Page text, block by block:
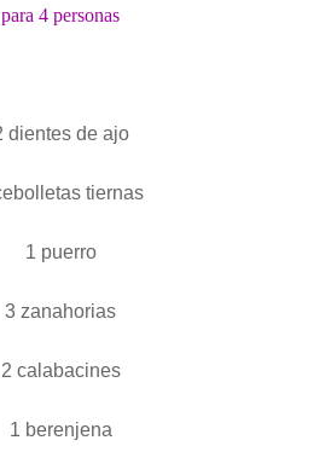
para 4 personas
dientes de ajo
tiernas
1 puerro
3 zanahorias
2 calabacines
1 berenjena